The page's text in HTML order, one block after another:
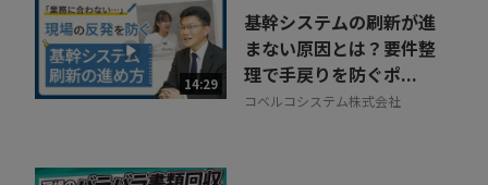
14:29
基幹システムの刷新が進
まない原因とは？要件整
理で手戻りを防ぐポ...
コベルコシステム株式会社